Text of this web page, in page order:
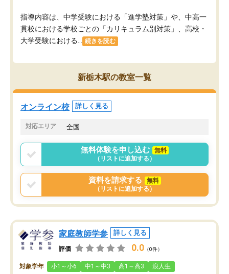
指導内容は、中学受験における「進学塾対策」や、中高一
貫校における学校ごとの「カリキュラム別対策」、高校・
大学受験における...
続きを読む
新栃木駅の教室一覧
オンライン校 詳しく見る
対応エリア 全国
無料体験を申し込む
無料
（リストに追加する）
資料を請求する
無料
（リストに追加する）
家庭教師学参 詳しく見る
評価 0.0 （0件）
対象学年 小1～小6 中1～中3 高1～高3 浪人生